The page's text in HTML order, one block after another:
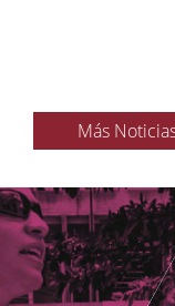
Más